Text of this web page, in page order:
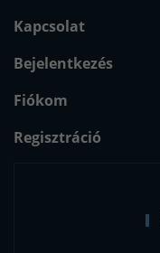
Kapcsolat
Bejelentkezés
Fiókom
Regisztráció